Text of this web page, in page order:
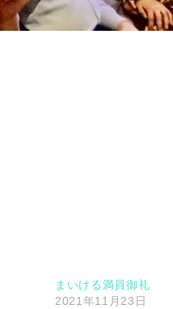
まいける満員御礼
2021年11月23日